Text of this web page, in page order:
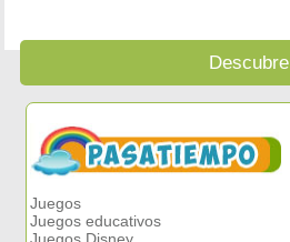
Descubre
Juegos
Juegos educativos